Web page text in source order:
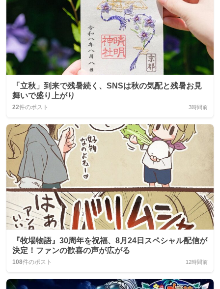
「立秋」到来で残暑続く、SNSは秋の気配と残暑お見
舞いで盛り上がり
22件のポスト 3時間前
『牧場物語』30周年を祝福、8月24日スペシャル配信が
決定！ファンの歓喜の声が広がる
108件のポスト 12時間前